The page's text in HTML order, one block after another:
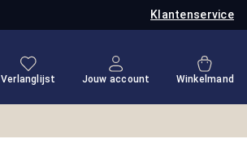
Klantenservice
Je hebt 0 items op je verlanglijstje
Verlanglijst Jouw account Winkelmand